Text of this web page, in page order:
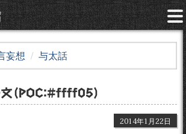
妄想 与太話
（POC：#ffff05）
2014年1月22日